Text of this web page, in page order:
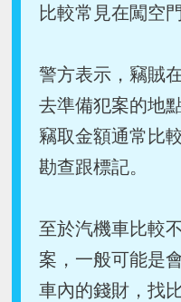
比較常見在闖空門
警方表示，竊賊
去準備犯案的地
竊取金額通常比
勘查跟標記。
至於汽機車比較
案，一般可能是
車內的錢財，找